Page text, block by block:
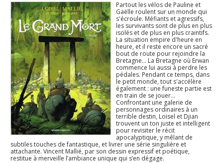
Partout les vélos de Pauline et
Gaëlle roulent sur un monde qui
s'écroule. Méfiants et agressifs,
les survivants sont de plus en plus
isolés et de plus en plus craintifs.
La situation empire d'heure en
heure, et il reste encore un sacré
bout de route pour rejoindre la
Bretagne... La Bretagne où Erwan
commence lui aussi à perdre les
pédales. Pendant ce temps, dans
le petit monde, tout s'accélère
également : une funeste partie est
en train de se jouer...
Confrontant une galerie de
personnages ordinaires à un
terrible destin, Loisel et Djian
trouvent un ton juste et intelligent
pour revisiter le récit
apocalyptique, y mêlant de
subtiles touches de fantastique, et livrer une série singulière et
attachante. Vincent Mallié, par son dessin expressif et poétique,
restitue à merveille l’ambiance unique qui s’en dégage.